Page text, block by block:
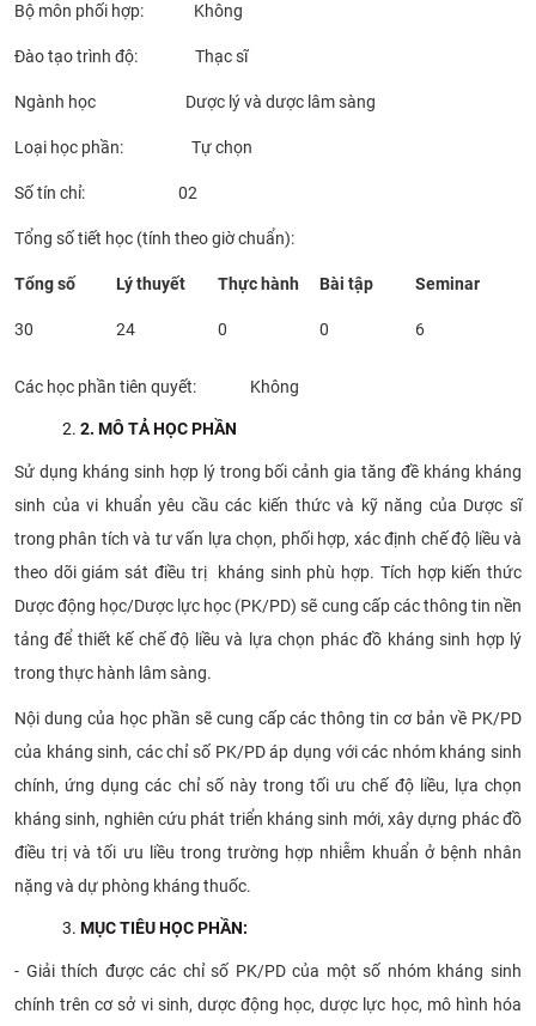
Bộ môn phối hợp: Không
Đào tạo trình độ: Thạc sĩ
Ngành học Dược lý và dược lâm sàng
Loại học phần: Tự chọn
Số tín chỉ: 02
Tổng số tiết học (tính theo giờ chuẩn):
Tổng số Lý thuyết Thực hành Bài tập Seminar
30 24 0 0 6
Các học phần tiên quyết: Không
2. MÔ TẢ HỌC PHẦN
Sử dụng kháng sinh hợp lý trong bối cảnh gia tăng đề kháng kháng
sinh của vi khuẩn yêu cầu các kiến thức và kỹ năng của Dược sĩ
trong phân tích và tư vấn lựa chọn, phối hợp, xác định chế độ liều và
theo dõi giám sát điều trị kháng sinh phù hợp. Tích hợp kiến thức
Dược động học/Dược lực học (PK/PD) sẽ cung cấp các thông tin nền
tảng để thiết kế chế độ liều và lựa chọn phác đồ kháng sinh hợp lý
trong thực hành lâm sàng.
Nội dung của học phần sẽ cung cấp các thông tin cơ bản về PK/PD
của kháng sinh, các chỉ số PK/PD áp dụng với các nhóm kháng sinh
chính, ứng dụng các chỉ số này trong tối ưu chế độ liều, lựa chọn
kháng sinh, nghiên cứu phát triển kháng sinh mới, xây dựng phác đồ
điều trị và tối ưu liều trong trường hợp nhiễm khuẩn ở bệnh nhân
nặng và dự phòng kháng thuốc.
MỤCTIÊU HỌC PHẦN:
- Giải thích được các chỉ số PK/PD của một số nhóm kháng sinh
chính trên cơ sở vi sinh, dược động học, dược lực học, mô hình hóa